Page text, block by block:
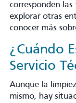
corresponden las
explorar otras
conocer más
¿Cuándo
Servicio
Aunque la
mismo, hay